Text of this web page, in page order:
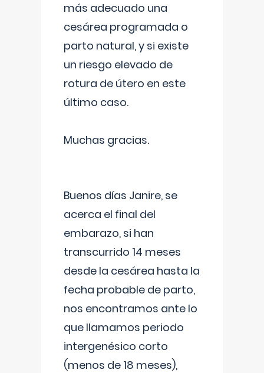
más adecuado una
cesárea programada o
parto natural, y si existe
un riesgo elevado de
rotura de útero en este
último caso.
Muchas gracias.
Buenos días Janire, se
acerca el final del
embarazo, si han
transcurrido 14 meses
desde la cesárea hasta la
fecha probable de parto,
nos encontramos ante lo
que llamamos periodo
intergenésico corto
(menos de 18 meses),